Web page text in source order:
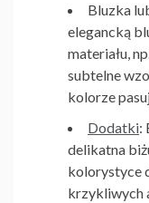
Bluzka
elegancką
materiału,
subtelne
kolorze
Dodatki:
delikatna
kolorystyce
krzykliwych